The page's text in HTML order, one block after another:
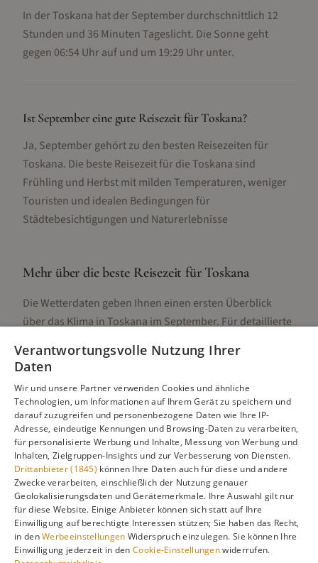
In der Toskana hat der September durchschnittlich 12
Stunden und 36 Minuten Tageslicht. Die Sonne geht
gegen 06:54 Uhr auf und um 19:29 Uhr unter.
Ist September eine gute Reisezeit für Toskana?
Ja, September gehört zu den besten Reisezeiten für
Toskana. Die beste Reisezeit für die Toskana sind
Frühling und Herbst mit milden Temperaturen, weniger
Touristen und idealen Bedingungen für
Städtebesichtigungen und Naturerlebnisse
Mehr über die beste Reisezeit für Toskana
Die Wetterdaten geben Ihnen einen ersten Überblick
über das Klima inToskana im September. Für detaillierte
Unterschieden, Aktivitäten und Reisetipps besuchen Sie
Alle Infos zur besten Reisezeit Toskana
Gefällt dir diese Seite? Teile sie auf Pinterest!
Auf Pinterest merken
Verantwortungsvolle Nutzung Ihrer
Daten
Wir und unsere Partner verwenden Cookies und ähnliche
Technologien, um Informationen auf Ihrem Gerät zu speichern und
darauf zuzugreifen und personenbezogene Daten wie Ihre IP-
Adresse, eindeutige Kennungen und Browsing-Daten zu verarbeiten,
für personalisierte Werbung und Inhalte, Messung von Werbung und
Inhalten, Zielgruppen-Insights und zur Verbesserung von Diensten.
Drittanbieter (1845) können Ihre Daten auch für diese und andere
Zwecke verarbeiten, einschließlich der Nutzung genauer
Geolokalisierungsdaten und Gerätemerkmale. Ihre Auswahl gilt nur
für diese Website. Einige Anbieter können sich statt auf Ihre
Einwilligung auf berechtigte Interessen stützen; Sie haben das Recht,
in denWerbeeinstellungen Widerspruch einzulegen. Sie können Ihre
Einwilligung jederzeit in denCookie-Einstellungenwiderrufen.